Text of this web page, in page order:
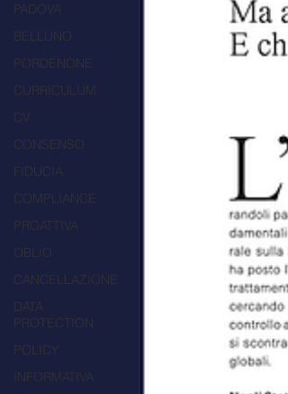
PADOVA
BELLUNO
PORDENONE
CURRICULUM
CV
CONSENSO
FIDUCIA
COMPLIANCE
PROATTIVA
CANCELLAZIONE
PROTECTION
INFORMATIVA